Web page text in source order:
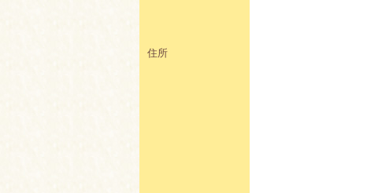
住所